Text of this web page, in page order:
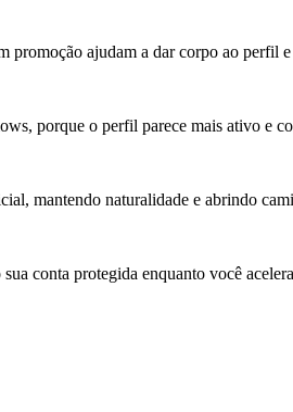
ajudam a dar corpo ao perfil
porque o perfil parece mais ativo e
mantendo naturalidade e abrindo
conta protegida enquanto você